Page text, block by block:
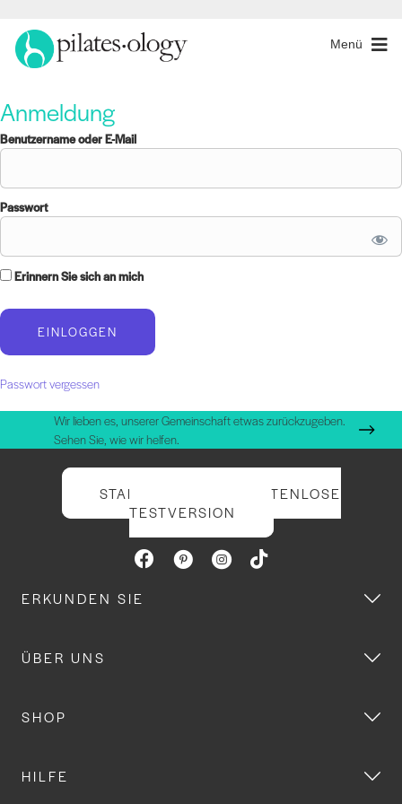
Menü
Anmeldung
Benutzername oder E-Mail
Passwort
Erinnern Sie sich an mich
Passwort vergessen
Wir lieben es, unserer Gemeinschaft etwas zurückzugeben.
Sehen Sie, wie wir helfen.
STARTEN SIE IHRE KOSTENLOSE
TESTVERSION
ERKUNDEN SIE
ÜBER UNS
SHOP
HILFE